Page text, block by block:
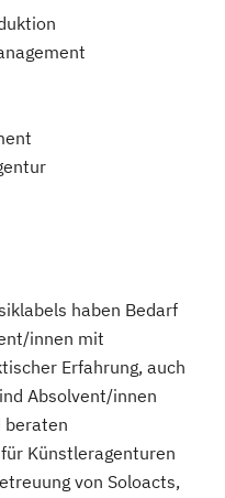
haben Bedarf
innen mit
Erfahrung, auch
Absolvent/innen
beraten
Künstleragenturen
von Soloacts,